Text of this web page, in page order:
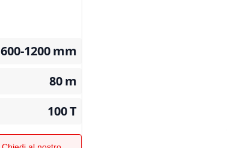
600-1200mm
80m
100T